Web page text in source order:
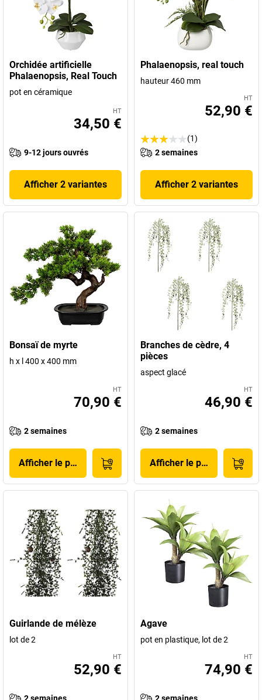
Orchidée artificielle
Phalaenopsis, Real Touch
pot en céramique
HT
34,50 €
9-12 jours ouvrés
Afficher 2 variantes
Phalaenopsis, real touch
hauteur 460 mm
HT
52,90 €
(1)
2 semaines
Afficher 2 variantes
Bonsaï de myrte
h x l 400 x 400 mm
HT
70,90 €
2 semaines
Afficher le produit
Branches de cèdre, 4
pièces
aspect glacé
HT
46,90 €
2 semaines
Afficher le produit
Guirlande de mélèze
lot de 2
HT
52,90 €
Agave
pot en plastique, lot de 2
HT
74,90 €